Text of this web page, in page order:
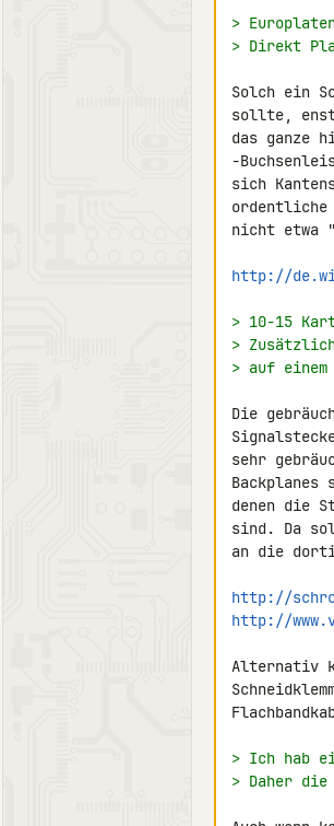
>
> Direkt
Solch ein
sollte,
das ganze
-
sich
ordentliche
nicht etwa
http://
> 10-15
>
> auf
Die
sehr
denen die
sind. Da
an die
http://
http://
Alternativ
> Ich hab
> Daher